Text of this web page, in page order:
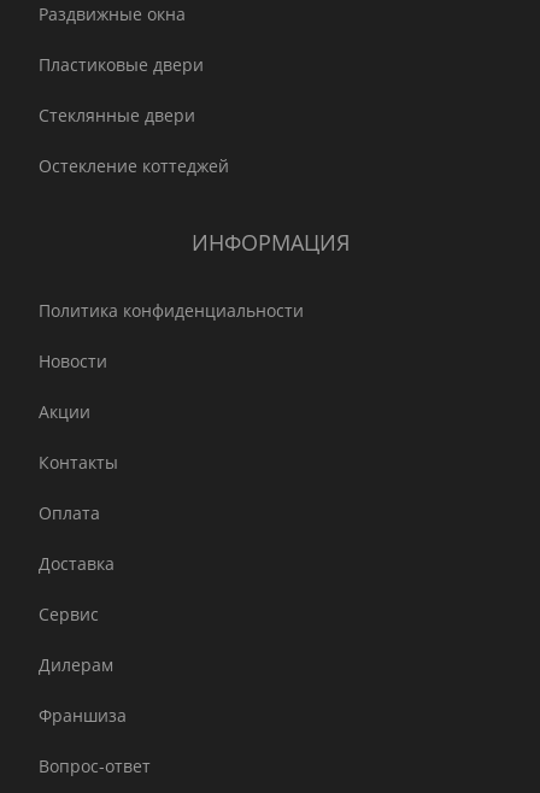
Раздвижные окна
Пластиковые двери
Стеклянные двери
Остекление коттеджей
ИНФОРМАЦИЯ
Политика конфиденциальности
Новости
Акции
Контакты
Оплата
Доставка
Сервис
Дилерам
Франшиза
Вопрос-ответ